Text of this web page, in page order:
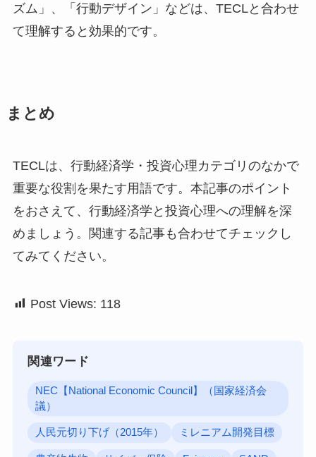
ズム」、「行動デザイン」などは、TECLと合わせ
て理解すると効果的です。
まとめ
TECLは、行動経済学・投資心理カテゴリのなかで
重要な役割を果たす用語です。本記事のポイント
をおさえて、行動経済学と投資心理への理解を深
めましょう。関連する記事も合わせてチェックし
てみてください。
Post Views: 118
関連ワード
NEC【National Economic Council】（国家経済会
議）
人民元切り下げ（2015年） ミレニアム開発目標